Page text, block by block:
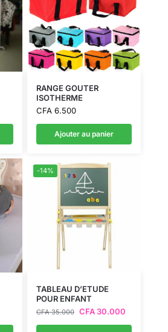
RANGE GOUTER
ISOTHERME
CFA6.500
Ajouter au panier
-14%
TABLEAU D’ETUDE
POUR ENFANT
CFA35.000 CFA30.000